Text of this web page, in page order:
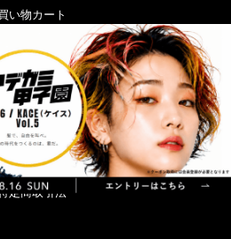
い物カート
ージ（ログイン）
お問い合わせ
買い物ガイド
定商取引法